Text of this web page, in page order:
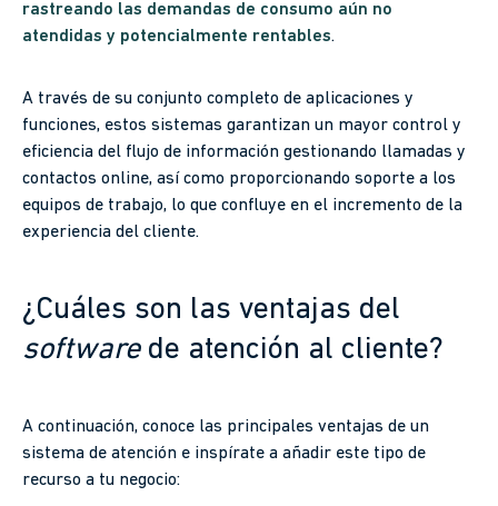
rastreando las demandas de consumo aún no
atendidas y potencialmente rentables.
A través de su conjunto completo de aplicaciones y
funciones, estos sistemas garantizan un mayor control y
eficiencia del flujo de información gestionando llamadas y
contactos online, así como proporcionando soporte a los
equipos de trabajo, lo que confluye en el incremento de la
experiencia del cliente.
¿Cuáles son las ventajas del
softwarede atención al cliente?
A continuación, conoce las principales ventajas de un
sistema de atención e inspírate a añadir este tipo de
recurso a tu negocio: